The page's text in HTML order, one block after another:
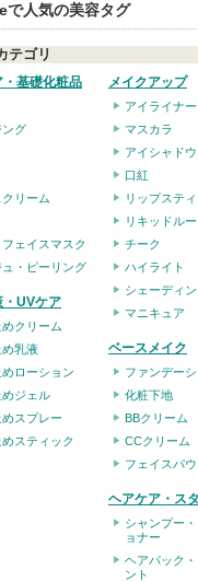
で人気の美容タグ
テゴリ
・基礎化粧品
ング
リーム
ェイスマスク
ュ・ピーリング
・UVケア
クリーム
め乳液
ローション
めジェル
スプレー
スティック
メイクアップ
アイライナー
マスカラ
アイシャドウ
口紅
リップスティ
リキッドルー
チーク
ハイライト
シェーディ
マニキュア
ベースメイク
ファンデー
化粧下地
BBクリーム
CCクリーム
フェイスパ
ヘアケア・ス
シャンプー
ョナー
ヘアパック
ント